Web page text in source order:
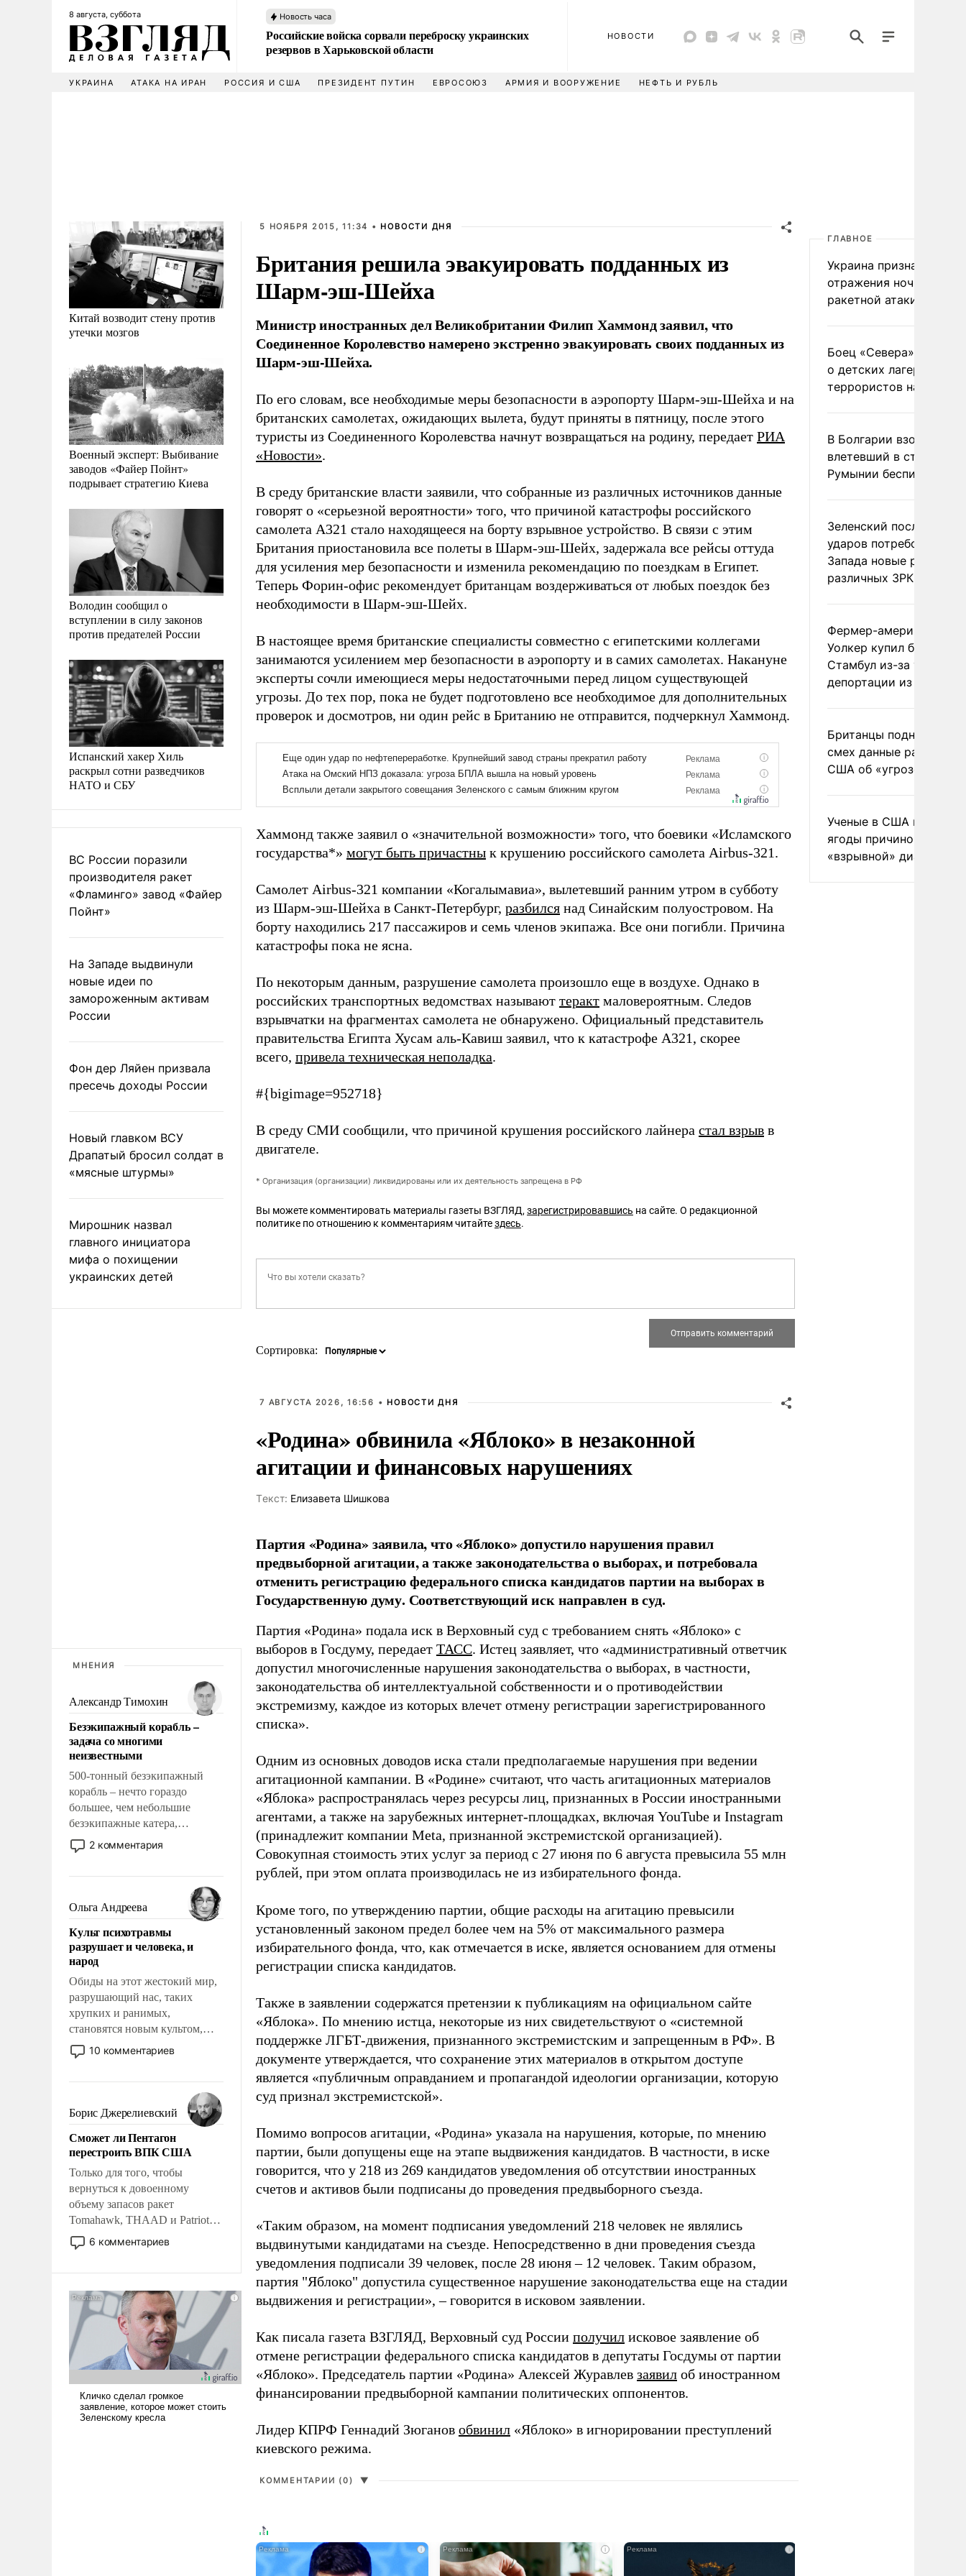
8 августа, суббота Новость часа
Российские войска сорвали переброску украинских
резервов в Харьковской области
НОВОСТИ
УКРАИНА АТАКА НА ИРАН РОССИЯ И США ПРЕЗИДЕНТ ПУТИН ЕВРОСОЮЗ АРМИЯ И ВООРУЖЕНИЕ НЕФТЬ И РУБЛЬ
Китай возводит стену против
утечки мозгов
Военный эксперт: Выбивание
заводов «Файер Пойнт»
подрывает стратегию Киева
Володин сообщил о
вступлении в силу законов
против предателей России
Испанский хакер Хиль
раскрыл сотни разведчиков
НАТО и СБУ
ВС России поразили
производителя ракет
«Фламинго» завод «Файер
Пойнт»
На Западе выдвинули
новые идеи по
замороженным активам
России
Фон дер Ляйен призвала
пресечь доходы России
Новый главком ВСУ
Драпатый бросил солдат в
«мясные штурмы»
Мирошник назвал
главного инициатора
мифа о похищении
украинских детей
МНЕНИЯ
Александр Тимохин
Безэкипажный корабль –
задача со многими
неизвестными
500-тонный безэкипажный
корабль – нечто гораздо
большее, чем небольшие
безэкипажные катера,
применение которых уже
стало обыденностью. Задача по
сложна и амбициозна. Однако
и ее реализация радикально
поднимет наши боевые
возможности.
2 комментария
Ольга Андреева
Культ психотравмы
разрушает и человека, и
народ
Обиды на этот жестокий мир,
разрушающий нас, таких
хрупких и ранимых,
становятся новым культом,
постепенно вытесняя и
отменяя традиционное
мужественным и твердым под
ударами судьбы, брать на себя
ответственность, помогать
слабым, идти вперед и
адаптироваться.
10 комментариев
Борис Джерелиевский
Сможет ли Пентагон
перестроить ВПК США
Только для того, чтобы
вернуться к довоенному
объему запасов ракет
Tomahawk, THAAD и Patriot
США потребуется более трех
лет. Даже небольшая война с
Сложившаяся ситуация
означает многолетний период
уязвимости США, например,
перед Китаем.
6 комментариев
5 НОЯБРЯ 2015, 11:34 • НОВОСТИ ДНЯ
Британия решила эвакуировать подданных из
Шарм-эш-Шейха
Министр иностранных дел Великобритании Филип Хаммонд заявил, что
Соединенное Королевство намерено экстренно эвакуировать своих подданных из
Шарм-эш-Шейха.
По его словам, все необходимые меры безопасности в аэропорту Шарм-эш-Шейха и на
британских самолетах, ожидающих вылета, будут приняты в пятницу, после этого
туристы из Соединенного Королевства начнут возвращаться на родину, передает РИА
«Новости».
В среду британские власти заявили, что собранные из различных источников данные
говорят о «серьезной вероятности» того, что причиной катастрофы российского
самолета A321 стало находящееся на борту взрывное устройство. В связи с этим
Британия приостановила все полеты в Шарм-эш-Шейх, задержала все рейсы оттуда
для усиления мер безопасности и изменила рекомендацию по поездкам в Египет.
Теперь Форин-офис рекомендует британцам воздерживаться от любых поездок без
необходимости в Шарм-эш-Шейх.
В настоящее время британские специалисты совместно с египетскими коллегами
занимаются усилением мер безопасности в аэропорту и в самих самолетах. Накануне
эксперты сочли имеющиеся меры недостаточными перед лицом существующей
угрозы. До тех пор, пока не будет подготовлено все необходимое для дополнительных
проверок и досмотров, ни один рейс в Британию не отправится, подчеркнул Хаммонд.
Хаммонд также заявил о «значительной возможности» того, что боевики «Исламского
государства*» могут быть причастны к крушению российского самолета Аirbus-321.
Самолет Аirbus-321 компании «Когалымавиа», вылетевший ранним утром в субботу
из Шарм-эш-Шейха в Санкт-Петербург, разбился над Синайским полуостровом. На
борту находились 217 пассажиров и семь членов экипажа. Все они погибли. Причина
катастрофы пока не ясна.
По некоторым данным, разрушение самолета произошло еще в воздухе. Однако в
российских транспортных ведомствах называют теракт маловероятным. Следов
взрывчатки на фрагментах самолета не обнаружено. Официальный представитель
правительства Египта Хусам аль-Кавиш заявил, что к катастрофе А321, скорее
всего, привела техническая неполадка.
#{bigimage=952718}
В среду СМИ сообщили, что причиной крушения российского лайнера стал взрыв в
двигателе.
* Организация (организации) ликвидированы или их деятельность запрещена в РФ
Вы можете комментировать материалы газеты ВЗГЛЯД, зарегистрировавшись на сайте. О редакционной
политике по отношению к комментариям читайтездесь.
Сортировка:
7 АВГУСТА 2026, 16:56 • НОВОСТИ ДНЯ
«Родина» обвинила «Яблоко» в незаконной
агитации и финансовых нарушениях
Tекст: Елизавета Шишкова
Партия «Родина» заявила, что «Яблоко» допустило нарушения правил
предвыборной агитации, а также законодательства о выборах, и потребовала
отменить регистрацию федерального списка кандидатов партии на выборах в
Государственную думу. Соответствующий иск направлен в суд.
Партия «Родина» подала иск в Верховный суд с требованием снять «Яблоко» с
выборов в Госдуму, передает ТАСС. Истец заявляет, что «административный ответчик
допустил многочисленные нарушения законодательства о выборах, в частности,
законодательства об интеллектуальной собственности и о противодействии
экстремизму, каждое из которых влечет отмену регистрации зарегистрированного
списка».
Одним из основных доводов иска стали предполагаемые нарушения при ведении
агитационной кампании. В «Родине» считают, что часть агитационных материалов
«Яблока» распространялась через ресурсы лиц, признанных в России иностранными
агентами, а также на зарубежных интернет-площадках, включая YouTube и Instagram
(принадлежит компании Meta, признанной экстремистской организацией).
Совокупная стоимость этих услуг за период с 27 июня по 6 августа превысила 55 млн
рублей, при этом оплата производилась не из избирательного фонда.
Кроме того, по утверждению партии, общие расходы на агитацию превысили
установленный законом предел более чем на 5% от максимального размера
избирательного фонда, что, как отмечается в иске, является основанием для отмены
регистрации списка кандидатов.
Также в заявлении содержатся претензии к публикациям на официальном сайте
«Яблока». По мнению истца, некоторые из них свидетельствуют о «системной
поддержке ЛГБТ-движения, признанного экстремистским и запрещенным в РФ». В
документе утверждается, что сохранение этих материалов в открытом доступе
является «публичным оправданием и пропагандой идеологии организации, которую
суд признал экстремистской».
Помимо вопросов агитации, «Родина» указала на нарушения, которые, по мнению
партии, были допущены еще на этапе выдвижения кандидатов. В частности, в иске
говорится, что у 218 из 269 кандидатов уведомления об отсутствии иностранных
счетов и активов были подписаны до проведения предвыборного съезда.
«Таким образом, на момент подписания уведомлений 218 человек не являлись
выдвинутыми кандидатами на съезде. Непосредственно в дни проведения съезда
уведомления подписали 39 человек, после 28 июня – 12 человек. Таким образом,
партия "Яблоко" допустила существенное нарушение законодательства еще на стадии
выдвижения и регистрации», – говорится в исковом заявлении.
Как писала газета ВЗГЛЯД, Верховный суд России получил исковое заявление об
отмене регистрации федерального списка кандидатов в депутаты Госдумы от партии
«Яблоко». Председатель партии «Родина» Алексей Журавлев заявил об иностранном
финансировании предвыборной кампании политических оппонентов.
Лидер КПРФ Геннадий Зюганов обвинил «Яблоко» в игнорировании преступлений
киевского режима.
КОММЕНТАРИИ (0) ▼
i i i
ГЛАВНОЕ
Украина признала
отражения ночной
ракетной атаки
Боец «Севера»
о детских лагерях
террористов на
В Болгарии взорвался
влетевший в страну из
Румынии беспилотник
Зеленский после
ударов потребовал у
Запада новые ракеты
различных ЗРК
Фермер-американец
Уолкер купил билет в
Стамбул из-за угрозы
депортации из России
Британцы подняли на
смех данные разведки
США об «угрозе
Ученые в США назвали
ягоды причиной
«взрывной» диареи